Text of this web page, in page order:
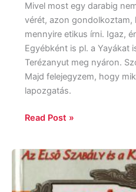
Mivel most egy darabig
vérét, azon
mennyire etikus írni. Igaz,
Egyébként is pl. a Yayákat
Terézanyut meg nyáron.
Majd felejegyzem, hogy
lapozgatás.
Read Post »
Terry
Falka